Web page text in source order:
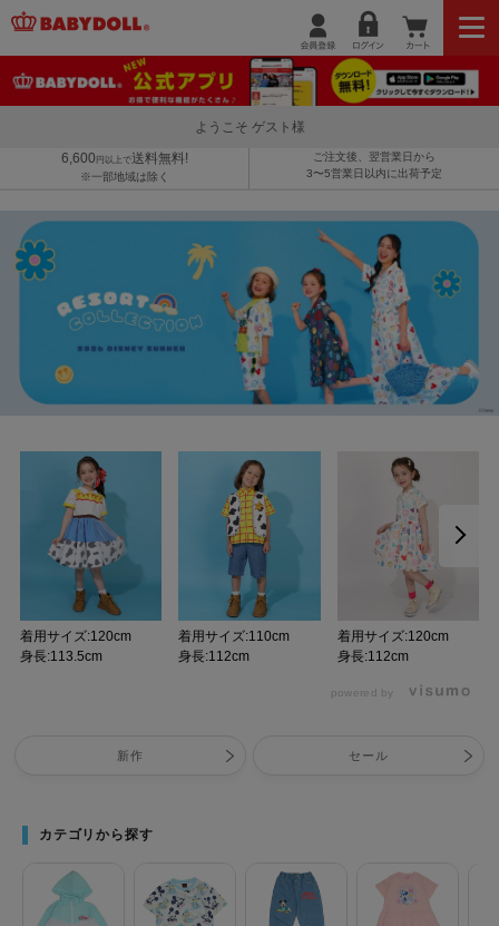
ようこそ ゲスト様
6,600 円以上で送料無料!
※一部地域は除く
ご注文後、翌営業日から
3〜5営業日以内に出荷予定
着用サイズ:120cm
身長:113.5cm
着用サイズ:110cm
身長:112cm
着用サイズ:120cm
身長:112cm
powered by
新作 セール
カテゴリから探す